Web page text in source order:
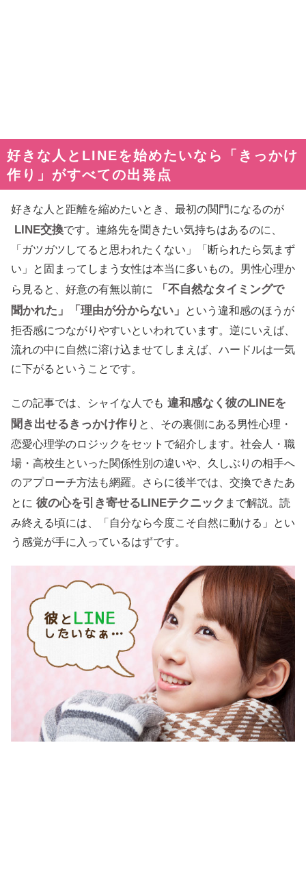
好きな人とLINEを始めたいなら「きっかけ
作り」がすべての出発点
好きな人と距離を縮めたいとき、最初の関門になるのが
LINE交換です。連絡先を聞きたい気持ちはあるのに、
「ガツガツしてると思われたくない」「断られたら気まず
い」と固まってしまう女性は本当に多いもの。男性心理か
ら見ると、好意の有無以前に
「不自然なタイミングで
聞かれた」「理由が分からない」
という違和感のほうが
拒否感につながりやすいといわれています。逆にいえば、
流れの中に自然に溶け込ませてしまえば、ハードルは一気
に下がるということです。
この記事では、シャイな人でも 違和感なく彼のLINEを
聞き出せるきっかけ作り と、その裏側にある男性心理・
恋愛心理学のロジックをセットで紹介します。社会人・職
場・高校生といった関係性別の違いや、久しぶりの相手へ
のアプローチ方法も網羅。さらに後半では、交換できたあ
とに 彼の心を引き寄せるLINEテクニック まで解説。読
み終える頃には、「自分なら今度こそ自然に動ける」とい
う感覚が手に入っているはずです。